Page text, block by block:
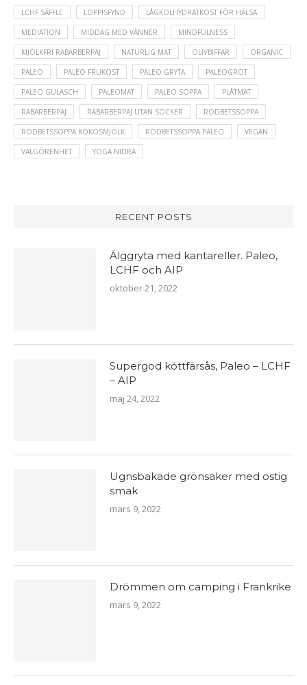
LCHF SÄFFLE LOPPISFYND LÅGKOLHYDRATKOST FÖR HÄLSA
MEDIATION MIDDAG MED VÄNNER MINDFULNESS
MJÖLKFRI RABARBERPAJ NATURLIG MAT OLIVBIFFAR ORGANIC
PALEO PALEO FRUKOST PALEO GRYTA PALEOGRÖT
PALEO GULASCH PALEOMAT PALEO SOPPA PLÅTMAT
RABARBERPAJ RABARBERPAJ UTAN SOCKER RÖDBETSSOPPA
RÖDBETSSOPPA KOKOSMJÖLK RÖDBETSSOPPA PALEO VEGAN
VÄLGÖRENHET YOGA NIDRA
RECENT POSTS
Älggryta med kantareller. Paleo,
LCHF och AIP
oktober 21, 2022
Supergod köttfärsås, Paleo – LCHF
– AIP
maj 24, 2022
Ugnsbakade grönsaker med ostig
smak
mars 9, 2022
Drömmen om camping i Frankrike
mars 9, 2022